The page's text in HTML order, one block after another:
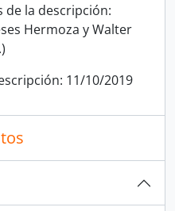
de la descripción:
Hermoza y Walter
11/10/2019